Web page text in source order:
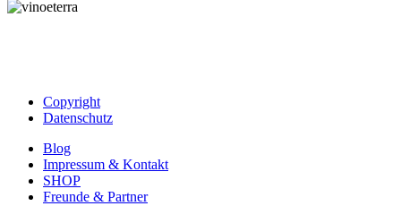
Copyright
Datenschutz
Blog
Impressum & Kontakt
SHOP
Freunde & Partner